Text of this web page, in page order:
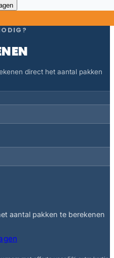
direct het aantal pakken
aantal pakken te berekenen